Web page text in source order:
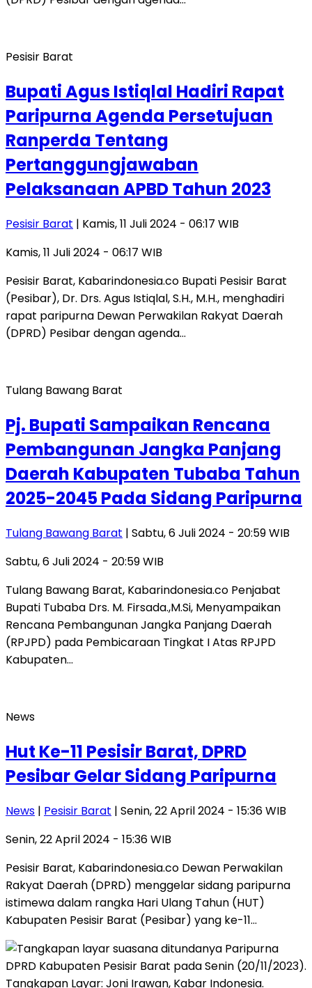
Pesisir Barat
Bupati Agus Istiqlal Hadiri Rapat
Paripurna Agenda Persetujuan
Ranperda Tentang
Pertanggungjawaban
Pelaksanaan APBD Tahun 2023
Pesisir Barat | Kamis, 11 Juli 2024 - 06:17 WIB
Kamis, 11 Juli 2024 - 06:17 WIB
Pesisir Barat, Kabarindonesia.co Bupati Pesisir Barat
(Pesibar), Dr. Drs. Agus Istiqlal, S.H., M.H., menghadiri
rapat paripurna Dewan Perwakilan Rakyat Daerah
(DPRD) Pesibar dengan agenda…
Tulang Bawang Barat
Pj. Bupati Sampaikan Rencana
Pembangunan Jangka Panjang
Daerah Kabupaten Tubaba Tahun
2025-2045 Pada Sidang Paripurna
Tulang Bawang Barat | Sabtu, 6 Juli 2024 - 20:59 WIB
Sabtu, 6 Juli 2024 - 20:59 WIB
Tulang Bawang Barat, Kabarindonesia.co Penjabat
Bupati Tubaba Drs. M. Firsada.,M.Si, Menyampaikan
Rencana Pembangunan Jangka Panjang Daerah
(RPJPD) pada Pembicaraan Tingkat I Atas RPJPD
Kabupaten…
News
Hut Ke-11 Pesisir Barat, DPRD
Pesibar Gelar Sidang Paripurna
News | Pesisir Barat | Senin, 22 April 2024 - 15:36 WIB
Senin, 22 April 2024 - 15:36 WIB
Pesisir Barat, Kabarindonesia.co Dewan Perwakilan
Rakyat Daerah (DPRD) menggelar sidang paripurna
istimewa dalam rangka Hari Ulang Tahun (HUT)
Kabupaten Pesisir Barat (Pesibar) yang ke-11…